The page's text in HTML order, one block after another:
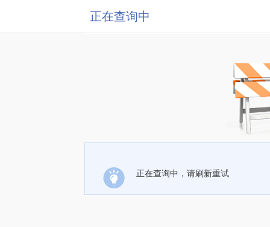
正在查询中
正在查询中，请刷新重试